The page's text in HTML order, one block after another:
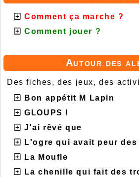
Comment ça marche ?
Comment jouer ?
Autour des
Des fiches, des jeux, des
Bon appétit M Lapin
GLOUPS !
J'ai rêvé que
L'ogre qui avait peur des
La Moufle
La chenille qui fait des